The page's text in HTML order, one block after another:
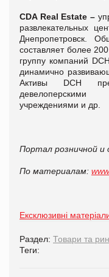
CDA Real Estate –
развлекательных
Днепропетровск.
составляет более
группу компаний
динамично
Активы DCH
учреждениями и др.
Портал розничной и
По материалам:
Ексклюзивні
Раздел: Товари та
Теги: